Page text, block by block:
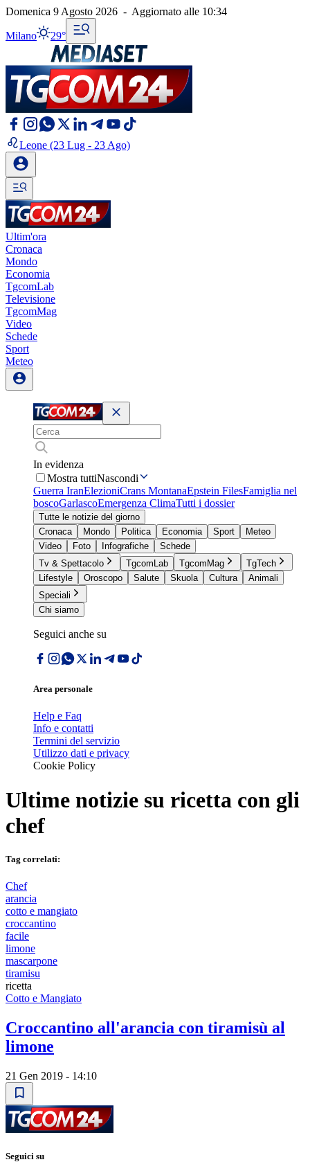
Domenica 9 Agosto 2026 - Aggiornato alle 10:34
Milano 29°
Leone (23 Lug - 23 Ago)
Ultim'ora
Cronaca
Mondo
Economia
TgcomLab
Televisione
TgcomMag
Video
Schede
Sport
Meteo
In evidenza
Mostra tuttiNascondi
Guerra IranElezioniCrans MontanaEpstein FilesFamiglia nel
boscoGarlascoEmergenza ClimaTutti i dossier
Tutte le notizie del giorno
Cronaca
Mondo Politica Economia Sport
Meteo
Video
Foto Infografiche
Schede
Tv & Spettacolo
TgcomLab TgcomMag
TgTech
Lifestyle
Oroscopo Salute Skuola Cultura
Animali
Speciali
Chi siamo
Seguici anche su
Area personale
Help e Faq
Info e contatti
Termini del servizio
Utilizzo dati e privacy
Cookie Policy
Ultime notizie su ricetta con gli
chef
Tag correlati:
Chef
arancia
cotto e mangiato
croccantino
facile
limone
mascarpone
tiramisu
ricetta
Cotto e Mangiato
Croccantino all'arancia con tiramisù al
limone
21 Gen 2019 - 14:10
Seguici su